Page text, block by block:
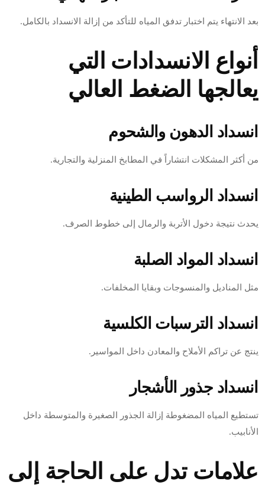
بعد الانتهاء يتم اختبار تدفق المياه للتأكد من إزالة الانسداد بالكامل.
أنواع الانسدادات التي
يعالجها الضغط العالي
انسداد الدهون والشحوم
من أكثر المشكلات انتشاراً في المطابخ المنزلية والتجارية.
انسداد الرواسب الطينية
يحدث نتيجة دخول الأتربة والرمال إلى خطوط الصرف.
انسداد المواد الصلبة
مثل المناديل والمنسوجات وبقايا المخلفات.
انسداد الترسبات الكلسية
ينتج عن تراكم الأملاح والمعادن داخل المواسير.
انسداد جذور الأشجار
تستطيع المياه المضغوطة إزالة الجذور الصغيرة والمتوسطة داخل
الأنابيب.
علامات تدل على الحاجة إلى